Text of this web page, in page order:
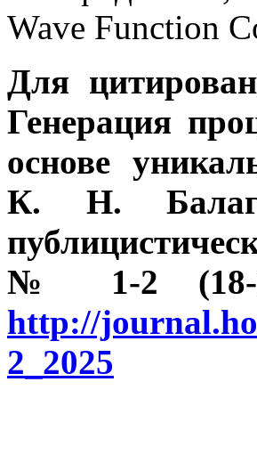
Wave Function
Для
Генерация
основе
К.
Н.
№
1-2
http://
2_2025